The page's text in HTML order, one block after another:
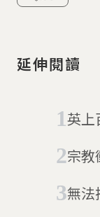
延伸閱讀
英上
宗教